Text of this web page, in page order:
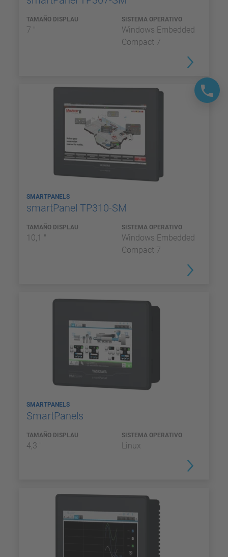
TAMAÑO DISPLAU
7 "
SISTEMA OPERATIVO
Windows Embedded
Compact 7
SMARTPANELS
smartPanel TP310-SM
TAMAÑO DISPLAU
10,1 "
SISTEMA OPERATIVO
Windows Embedded
Compact 7
SMARTPANELS
SmartPanels
TAMAÑO DISPLAU
4,3 "
SISTEMA OPERATIVO
Linux